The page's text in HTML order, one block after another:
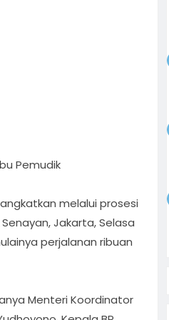
Pemudik
melalui prosesi
Jakarta, Selasa
perjalanan ribuan
Menteri Koordinator